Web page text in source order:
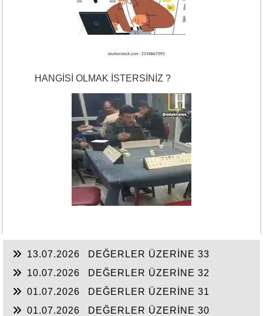
HANGİSİ OLMAK İSTERSİNİZ ?
13.07.2026
DEĞERLER ÜZERİNE 33
10.07.2026
DEĞERLER ÜZERİNE 32
01.07.2026
DEĞERLER ÜZERİNE 31
01.07.2026
DEĞERLER ÜZERİNE 30